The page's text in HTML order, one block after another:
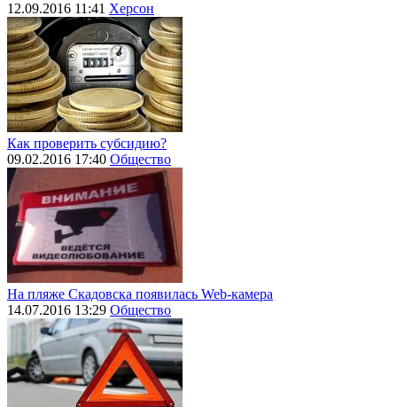
12.09.2016 11:41 Херсон
Как проверить субсидию?
09.02.2016 17:40 Общество
На пляже Скадовска появилась Web-камера
14.07.2016 13:29 Общество